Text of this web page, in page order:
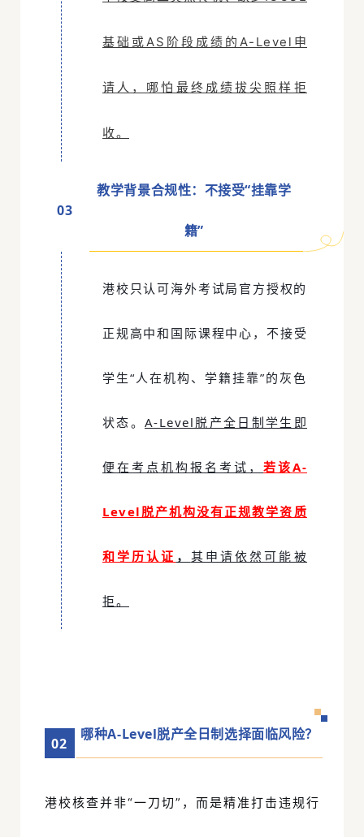
基础或AS阶段成绩的A-Level申
请人，哪怕最终成绩拔尖照样拒
收。
03
教学背景合规性：不接受“挂靠学
籍”
港校只认可海外考试局官方授权的
正规高中和 国际课程中心 ，不接受
学生“人在机构、学籍挂靠”的灰色
状态。 A-Level脱产全日制学生即
便在考点机构报名考试， 若该A-
Level脱产机构没有正规教学资质
和学历认证 ， 其申请依然可能被
拒。
02
哪种A-Level脱产全日制选择面临风险？
港校核查并非“一刀切”，而是精准打击违规行